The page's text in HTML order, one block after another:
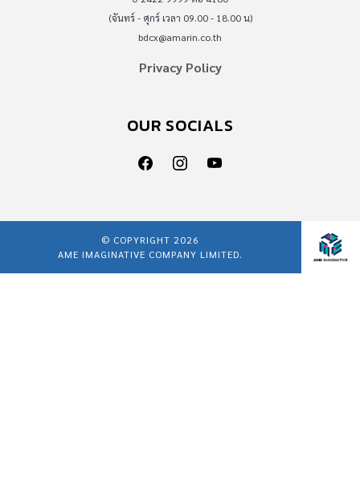
(จันทร์ - ศุกร์ เวลา 09.00 - 18.00 น)
bdcx@amarin.co.th
Privacy Policy
OUR SOCIALS
© COPYRIGHT 2026
AME IMAGINATIVE COMPANY LIMITED.